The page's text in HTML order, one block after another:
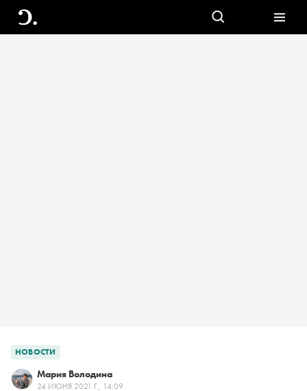
НОВОСТИ
Мария Володина
24 ИЮНЯ 2021 Г., 14:09